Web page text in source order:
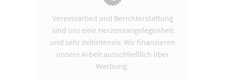
Vereinsarbeit und Berichterstattung
sind uns eine Herzensangelegenheit
und sehr zeitintensiv. Wir finanzieren
unsere Arbeit ausschließlich über
Werbung.